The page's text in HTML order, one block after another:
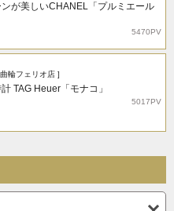
が美しいCHANEL「プルミエール
5470PV
輪フェリオ店 ]
TAG Heuer「モナコ」
5017PV